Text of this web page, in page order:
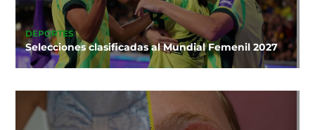
DEPORTES
Selecciones clasificadas al Mundial Femenil 2027